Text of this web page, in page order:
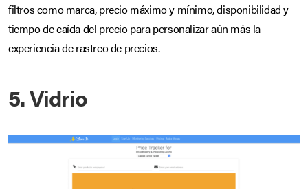
filtros como marca, precio máximo y mínimo, disponibilidad y
tiempo de caída del precio para personalizar aún más la
experiencia de rastreo de precios.
5. Vidrio